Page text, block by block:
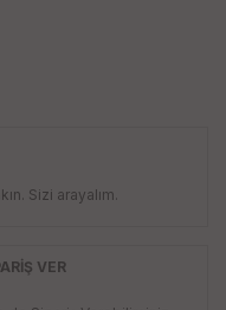
Sizi arayalım.
VER